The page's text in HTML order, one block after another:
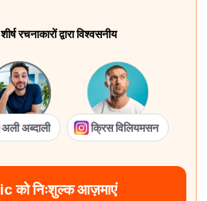
रचनाकारों द्वारा विश्वसनीय
अली अब्दाली क्रिस विलियमसन
को निःशुल्क आज़माएं